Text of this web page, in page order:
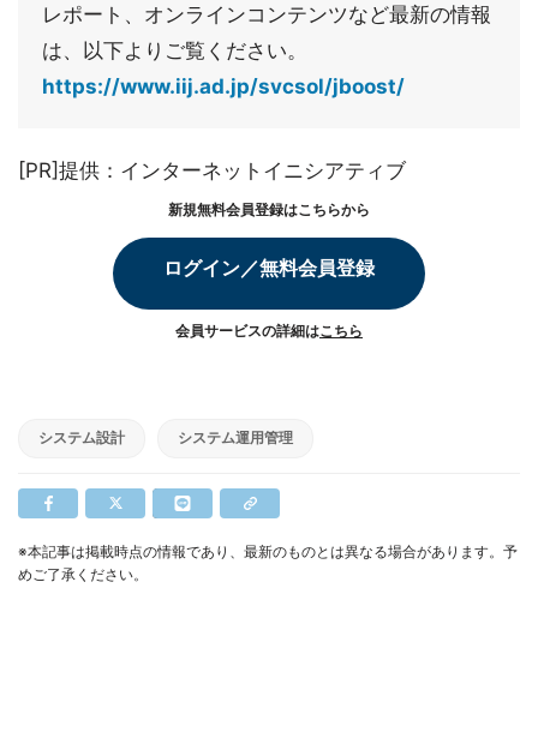
レポート、オンラインコンテンツなど最新の情報
は、以下よりご覧ください。
https://www.iij.ad.jp/svcsol/jboost/
[PR]提供：インターネットイニシアティブ
新規無料会員登録はこちらから
ログイン／無料会員登録
会員サービスの詳細はこちら
システム設計 システム運用管理
※本記事は掲載時点の情報であり、最新のものとは異なる場合があります。予
めご了承ください。